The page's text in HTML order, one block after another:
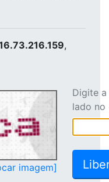
,
imagem]
Digite
lado no